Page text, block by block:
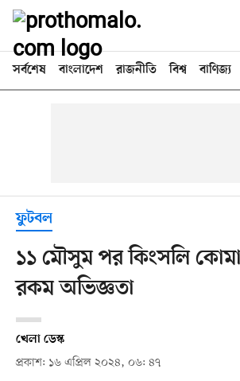
সর্বশেষ বাংলাদেশ রাজনীতি বিশ্ব বাণিজ্য
ফুটবল
১১ মৌসুম পর কিংসলি
রকম অভিজ্ঞতা
খেলা ডেস্ক
প্রকাশ: ১৬ এপ্রিল ২০২৪, ০৬: ৪৭